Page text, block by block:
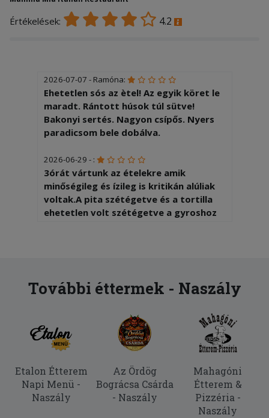
Értékelések: 4.2
2026-07-07 - Ramóna:
Ehetetlen sós az ètel! Az egyik köret le
maradt. Rántott húsok túl sütve!
Bakonyi sertés. Nagyon csípős. Nyers
paradicsom bele dobálva.
2026-06-29 - :
3órát vártunk az ételekre amik
minőségileg és ízileg is kritikán alúliak
voltak.A pita szétégetve és a tortilla
ehetetlen volt szétégetve a gyroshoz
További éttermek - Naszály
Etalon Étterem
Napi Menü -
Naszály
Az Ördög
Bográcsa Csárda
- Naszály
Mahagóni
Étterem &
Pizzéria -
Naszály